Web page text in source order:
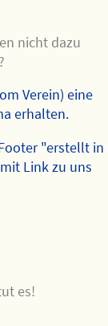
nicht dazu
Verein) eine
erhalten.
"erstellt in
Link zu uns
es!